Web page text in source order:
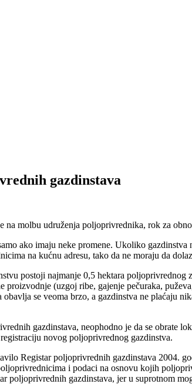
gazdinstava
molbu udruženja poljoprivrednika, rok za
ako imaju neke promene. Ukoliko
na kućnu adresu, tako da ne moraju da
postoji najmanje 0,5 hektara
(uzgoj ribe, gajenje pečuraka,
se veoma brzo, a gazdinstva ne plaćaju
gazdinstava, neophodno je da se obrate
novog poljoprivrednog gazdinstva.
Registar poljoprivrednih gazdinstava 2004.
i podaci na osnovu kojih
poljoprivrednih gazdinstava, jer u suprotnom